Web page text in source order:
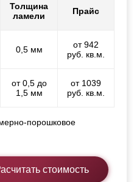
Толщина
ламели
Прайс
0,5 мм
от 942
руб. кв.м.
от 0,5 до
1,5 мм
от 1039
руб. кв.м.
порошковое
стоимость